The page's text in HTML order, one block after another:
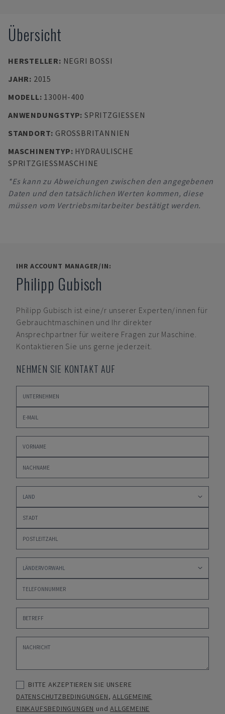
Übersicht
HERSTELLER: NEGRI BOSSI
JAHR: 2015
MODELL: 1300H-400
ANWENDUNGSTYP: SPRITZGIESSEN
STANDORT: GROSSBRITANNIEN
MASCHINENTYP: HYDRAULISCHE
SPRITZGIESSMASCHINE
*Es kann zu Abweichungen zwischen den angegebenen
Daten und den tatsächlichen Werten kommen, diese
müssen vom Vertriebsmitarbeiter bestätigt werden.
IHR ACCOUNT MANAGER/IN:
Philipp Gubisch
Philipp Gubisch ist eine/r unserer Experten/innen für
Gebrauchtmaschinen und Ihr direkter
Ansprechpartner für weitere Fragen zur Maschine.
Kontaktieren Sie uns gerne jederzeit.
NEHMEN SIE KONTAKT AUF
BITTE AKZEPTIEREN SIE UNSERE
DATENSCHUTZBEDINGUNGEN,ALLGEMEINE
EINKAUFSBEDINGUNGEN undALLGEMEINE